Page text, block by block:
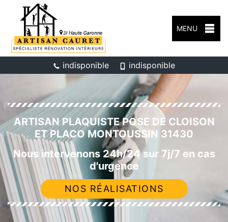
MENU
indisponible indisponible
ARTISAN PLAQUISTE POSE DE CLOISON
ET PLACO MONTOUSSIN 31430
Nous intervenons 24h/24 sur 7j/7 en cas
d'urgence
NOS RÉALISATIONS